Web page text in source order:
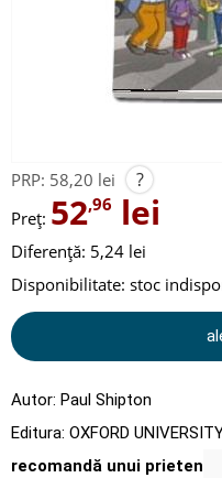
PRP: 58,20 lei ?
Preț: 52,96 lei
Diferență: 5,24 lei
Disponibilitate: stoc
Autor: Paul Shipton
Editura: OXFORD
recomandă unui prieten